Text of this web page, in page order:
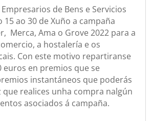
de Bens e Servicios
15 ao 30 de Xuño a campaña
Merca, Ama o Grove 2022 para a
a hostalería e os
Con este motivo repartiranse
euros en premios que se
instantáneos que poderás
que realices unha compra nalgún
asociados á campaña.